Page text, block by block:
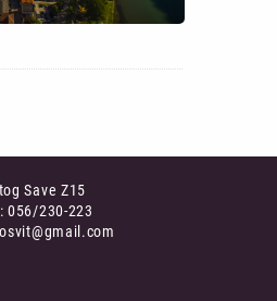
Save Z15
056/230-223